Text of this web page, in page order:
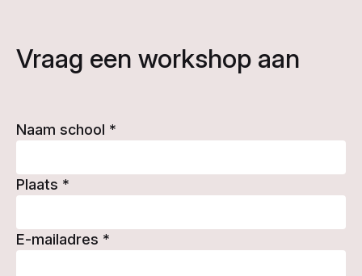
Vraag een workshop aan
Naam school *
Plaats *
E-mailadres *